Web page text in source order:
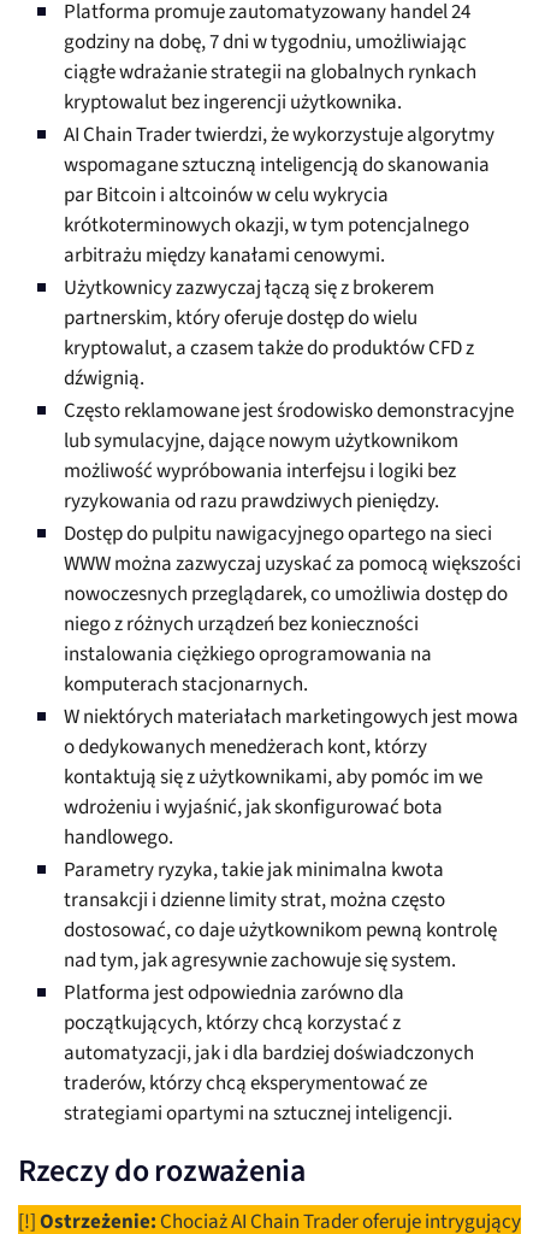
Platforma promuje zautomatyzowany handel 24
godziny na dobę, 7 dni w tygodniu, umożliwiając
ciągłe wdrażanie strategii na globalnych rynkach
kryptowalut bez ingerencji użytkownika.
AI Chain Trader twierdzi, że wykorzystuje algorytmy
wspomagane sztuczną inteligencją do skanowania
par Bitcoin i altcoinów w celu wykrycia
krótkoterminowych okazji, w tym potencjalnego
arbitrażu między kanałami cenowymi.
Użytkownicy zazwyczaj łączą się z brokerem
partnerskim, który oferuje dostęp do wielu
kryptowalut, a czasem także do produktów CFD z
dźwignią.
Często reklamowane jest środowisko demonstracyjne
lub symulacyjne, dające nowym użytkownikom
możliwość wypróbowania interfejsu i logiki bez
ryzykowania od razu prawdziwych pieniędzy.
Dostęp do pulpitu nawigacyjnego opartego na sieci
WWW można zazwyczaj uzyskać za pomocą większości
nowoczesnych przeglądarek, co umożliwia dostęp do
niego z różnych urządzeń bez konieczności
instalowania ciężkiego oprogramowania na
komputerach stacjonarnych.
W niektórych materiałach marketingowych jest mowa
o dedykowanych menedżerach kont, którzy
kontaktują się z użytkownikami, aby pomóc im we
wdrożeniu i wyjaśnić, jak skonfigurować bota
handlowego.
Parametry ryzyka, takie jak minimalna kwota
transakcji i dzienne limity strat, można często
dostosować, co daje użytkownikom pewną kontrolę
nad tym, jak agresywnie zachowuje się system.
Platforma jest odpowiednia zarówno dla
początkujących, którzy chcą korzystać z
automatyzacji, jak i dla bardziej doświadczonych
traderów, którzy chcą eksperymentować ze
strategiami opartymi na sztucznej inteligencji.
Rzeczy do rozważenia
[!]Ostrzeżenie: Chociaż AI Chain Trader oferuje intrygujący